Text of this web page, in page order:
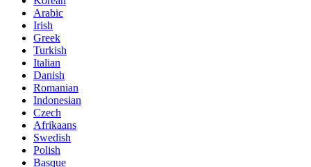
Arabic
Irish
Greek
Turkish
Italian
Danish
Romanian
Indonesian
Czech
Afrikaans
Swedish
Polish
Basque